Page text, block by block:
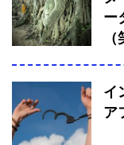
ー
（
イ
ア